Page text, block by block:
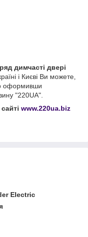
димчасті двері
і Києві Ви можете,
оформивши
"220UA".
www.220ua.biz
Electric